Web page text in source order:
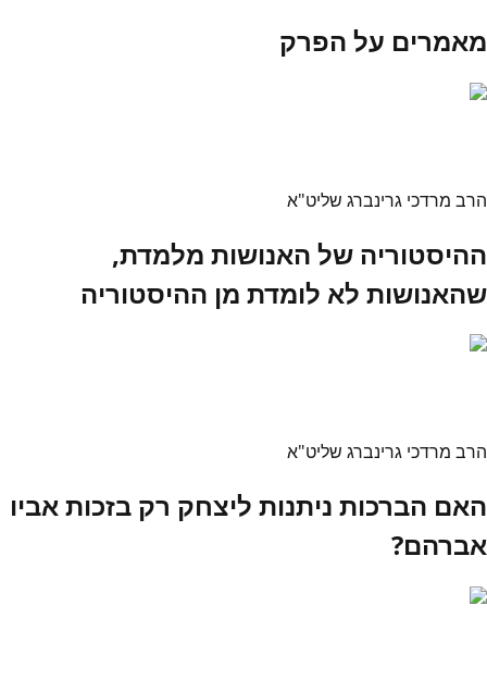
מאמרים על הפרק
הרב מרדכי גרינברג שליט"א
ההיסטוריה של האנושות מלמדת,
שהאנושות לא לומדת מן ההיסטוריה
הרב מרדכי גרינברג שליט"א
האם הברכות ניתנות ליצחק רק בזכות אביו
אברהם?